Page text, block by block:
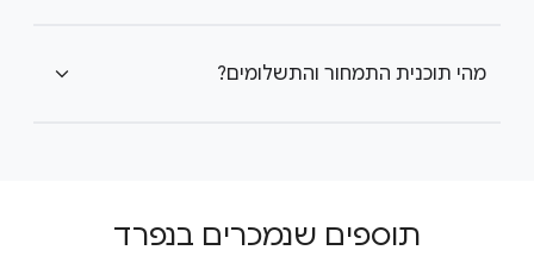
מהי תוכנית התמחור והתשלומים? expand_more
תוספים שנמכרים בנפרד